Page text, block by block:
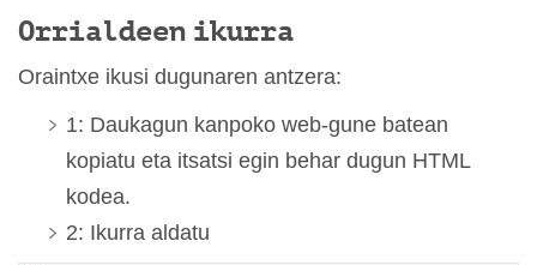
Orrialdeen ikurra
Oraintxe ikusi dugunaren antzera:
1: Daukagun kanpoko web-gune batean
kopiatu eta itsatsi egin behar dugun HTML
kodea.
2: Ikurra aldatu